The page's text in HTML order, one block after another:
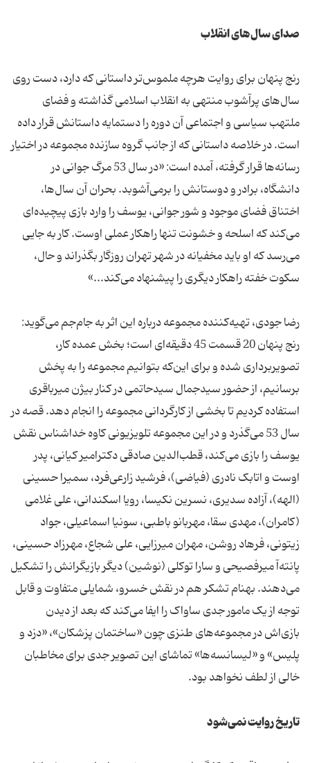
صدای سال‌های انقلاب
رنج پنهان برای روایت هرچه ملموس‌تر داستانی که دارد، دست روی
سال‌های پرآشوب منتهی به انقلاب اسلامی گذاشته و فضای
ملتهب سیاسی و اجتماعی آن دوره را دستمایه داستانش قرار داده
است. در خلاصه داستانی که از جانب گروه سازنده مجموعه در اختیار
رسانه‌ها قرار گرفته، آمده است: «در سال 53 مرگ جوانی در
دانشگاه، برادر و دوستانش را برمی‌آشوبد. بحران آن سال‌ها،
اختناق فضای موجود و شور جوانی، یوسف را وارد بازی پیچیده‌ای
می‌کند که اسلحه و خشونت تنها راهکار عملی اوست. کار به جایی
می‌رسد که او باید مخفیانه در شهر تهران روزگار بگذراند و حال،
سکوت خفته راهکار دیگری را پیشنهاد می‌کند...»
رضا جودی، تهیه‌کننده مجموعه درباره این اثر به جام‌جم می‌گوید:
رنج پنهان 20 قسمت 45 دقیقه‌ای است؛ بخش عمده کار،
تصویربرداری شده و برای این‌که بتوانیم مجموعه‌ را به پخش
برسانیم، از حضور سیدجمال سیدحاتمی در کنار بیژن میرباقری
استفاده کردیم تا بخشی از کارگردانی مجموعه را انجام دهد. قصه در
سال 53 می‌گذرد و در این مجموعه تلویزیونی کاوه خداشناس نقش
یوسف را بازی می‌کند، قطب‌الدین صادقی دکتر‌امیر کیانی، پدر
اوست و اتابک نادری (فیاضی)، فرشید زارعی‌فرد، سمیرا حسینی
(الهه)، آزاده سدیری، نسرین نکیسا، رویا اسکندانی، علی غلامی
(کامران)، مهدی سقا، مهربانو باطبی، سونیا اسماعیلی، جواد
زیتونی، فرهاد روشن، مهران میرزایی، علی شجاع، مهرزاد حسینی،
پانته‌آ میرفصیحی و سارا توکلی (نوشین) دیگر بازیگرانش را تشکیل
می‌دهند. بهنام تشکر هم در نقش خسرو، شمایلی متفاوت و قابل
توجه از یک مامور جدی ساواک را ایفا می‌کند که بعد از دیدن
بازی‌اش در مجموعه‌های طنزی چون «ساختمان پزشکان»، «دزد و
پلیس» و «لیسانسه‌ها» تماشای این تصویر جدی برای مخاطبان
خالی از لطف نخواهد بود.
تاریخ روایت نمی‌شود